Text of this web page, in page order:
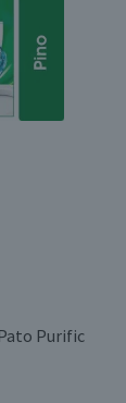
Purific